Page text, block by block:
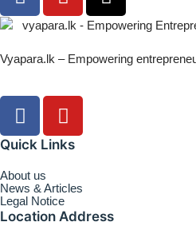
Vyapara.lk – Empowering
Quick Links
About us
News & Articles
Legal Notice
Location Address